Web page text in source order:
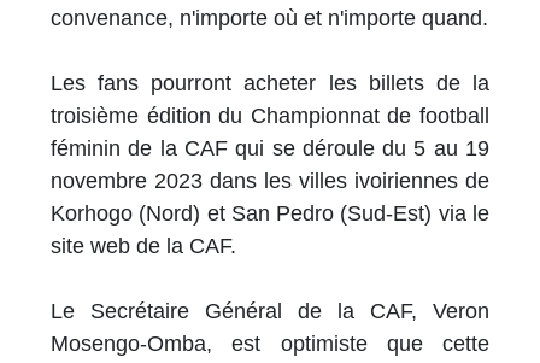
convenance, n'importe où et n'importe quand.
Les fans pourront acheter les billets de la
troisième édition du Championnat de football
féminin de la CAF qui se déroule du 5 au 19
novembre 2023 dans les villes ivoiriennes de
Korhogo (Nord) et San Pedro (Sud-Est) via le
site web de la CAF.
Le Secrétaire Général de la CAF, Veron
Mosengo-Omba, est optimiste que cette